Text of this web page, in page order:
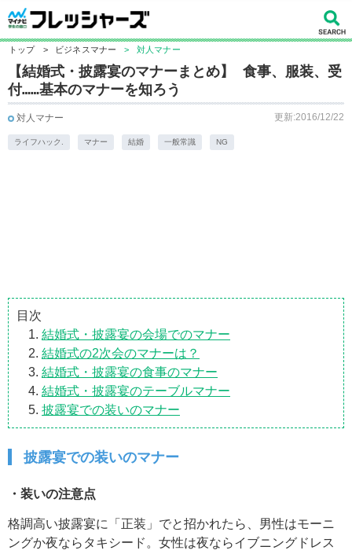
トップ > ビジネスマナー > 対人マナー
【結婚式・披露宴のマナーまとめ】 食事、服装、受
付……基本のマナーを知ろう
対人マナー 更新:2016/12/22
ライフハック. マナー 結婚 一般常識 NG
目次
結婚式・披露宴の会場でのマナー
結婚式の2次会のマナーは？
結婚式・披露宴の食事のマナー
結婚式・披露宴のテーブルマナー
披露宴での装いのマナー
披露宴での装いのマナー
・装いの注意点
格調高い披露宴に「正装」でと招かれたら、男性はモーニ
ングか夜ならタキシード。女性は夜ならイブニングドレス